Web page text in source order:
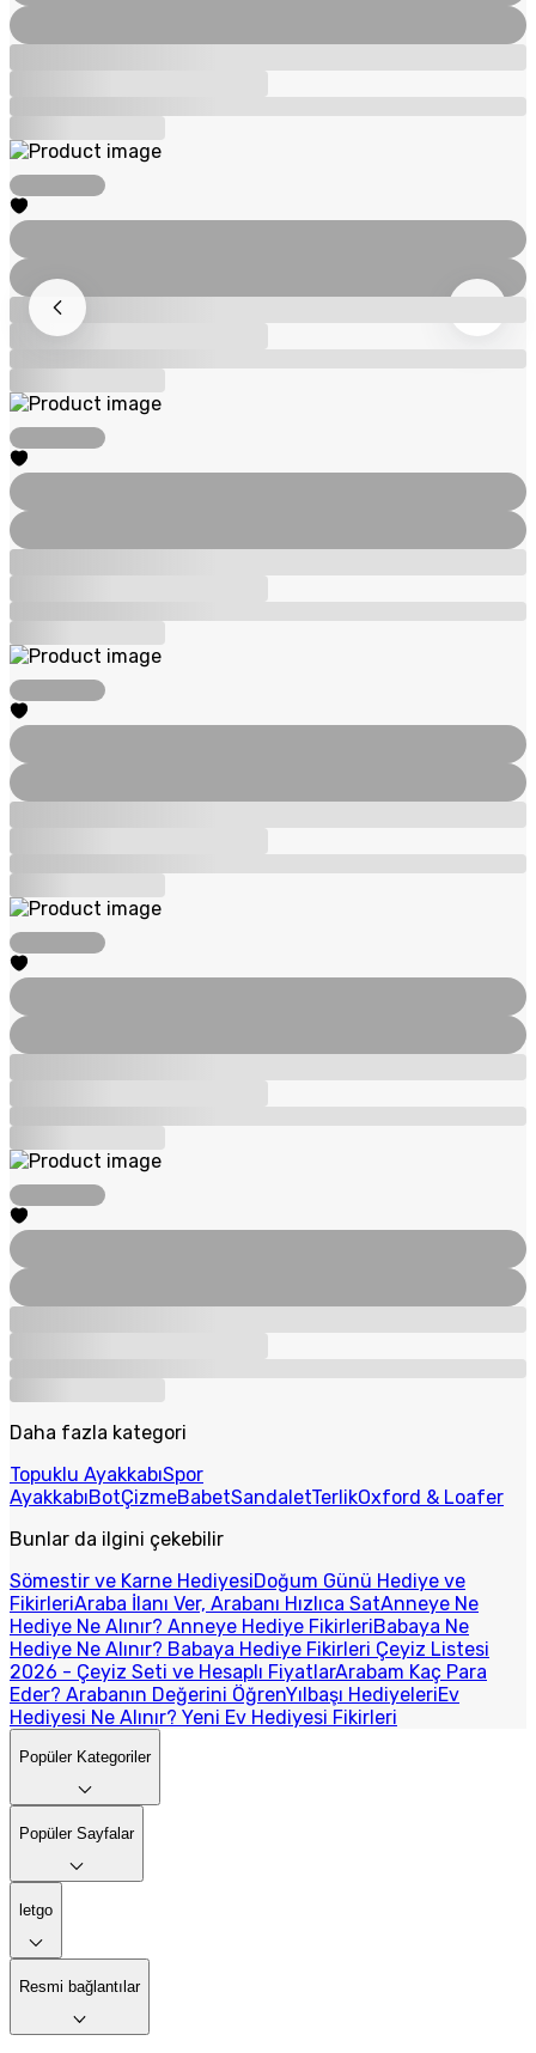
Daha fazla kategori
Topuklu AyakkabıSpor
AyakkabıBotÇizmeBabetSandaletTerlikOxford & Loafer
Bunlar da ilgini çekebilir
Sömestir ve Karne HediyesiDoğum Günü Hediye ve
FikirleriAraba İlanı Ver, Arabanı Hızlıca SatAnneye Ne
Hediye Ne Alınır? Anneye Hediye FikirleriBabaya Ne
Hediye Ne Alınır? Babaya Hediye Fikirleri Çeyiz Listesi
2026 - Çeyiz Seti ve Hesaplı FiyatlarArabam Kaç Para
Eder? Arabanın Değerini ÖğrenYılbaşı HediyeleriEv
Hediyesi Ne Alınır? Yeni Ev Hediyesi Fikirleri
Popüler Kategoriler
Popüler Sayfalar
letgo
Resmi bağlantılar